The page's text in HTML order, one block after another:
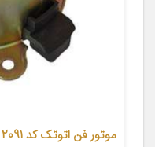
موتور فن اتوتک کد 2091 مناسب برای پژو 405